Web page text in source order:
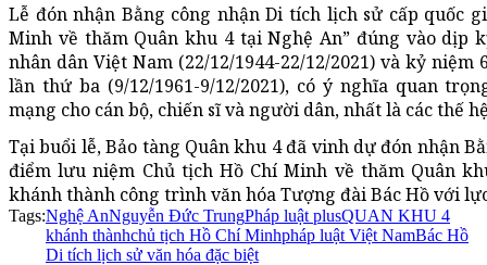
Lễ đón nhận Bằng công nhận Di tích lịch sử cấp quốc
Minh về thăm Quân khu 4 tại Nghệ An” đúng vào dịp
nhân dân Việt Nam (22/12/1944-22/12/2021) và kỷ
lần thứ ba (9/12/1961-9/12/2021), có ý nghĩa quan
mạng cho cán bộ, chiến sĩ và người dân, nhất là các thế
Tại buổi lễ, Bảo tàng Quân khu 4 đã vinh dự đón nhận
điểm lưu niệm Chủ tịch Hồ Chí Minh về thăm Quân
khánh thành công trình văn hóa Tượng đài Bác Hồ với
Tags:Nghệ AnNguyễn Đức TrungPháp luật plusQUAN KHU 4
khánh thànhchủ tịch Hồ Chí Minhpháp luật Việt NamBác Hồ
Di tích lịch sử văn hóa đặc biệt